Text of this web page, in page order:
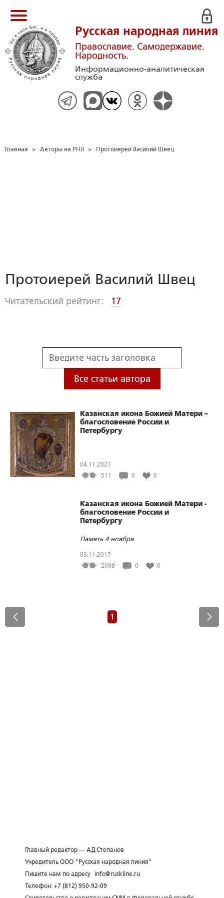
Русская народная линия
Православие. Самодержавие.
Народность.
Информационно-аналитическая
служба
Главная > Авторы на РНЛ > Протоиерей Василий Швец
Протоиерей Василий Швец
Читательский рейтинг: 17
Все статьи автора
Казанская икона Божией Матери –
благословение России и
Петербургу
04.11.2021
511
0 0
Казанская икона Божией Матери -
благословение России и
Петербургу
Память 4 ноября
03.11.2017
2099
0 0
1
Главный редактор — А.Д.Степанов
Учредитель ООО "Русская народная линия"
Пишите нам по адресу
info@ruskline.ru
Телефон: +7 (812) 950-92-09